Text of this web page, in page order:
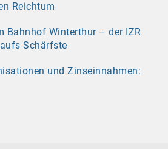
Reichtum
Bahnhof Winterthur – der IZR
Schärfste
und Zinseinnahmen: